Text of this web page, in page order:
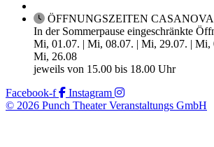
ÖFFNUNGSZEITEN
In der Sommerpause eingeschränkte
Mi, 01.07. | Mi, 08.07. | Mi, 29.07. | Mi,
Mi, 26.08
jeweils von 15.00 bis 18.00 Uhr
Facebook-f
Instagram
© 2026 Punch Theater Veranstaltungs GmbH